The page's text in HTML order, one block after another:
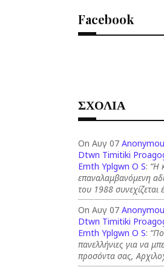
Facebook
ΣΧΟΛΙΑ
On Αυγ 07
Dtwn Timitiki
Emth Yplgwn O S: “Η
επαναλαμβανόμενη
του 1988 συνεχίζεται
On Αυγ 07
Dtwn Timitiki
Emth Yplgwn O S:
πανελλήνιες για να
προσόντα σας,